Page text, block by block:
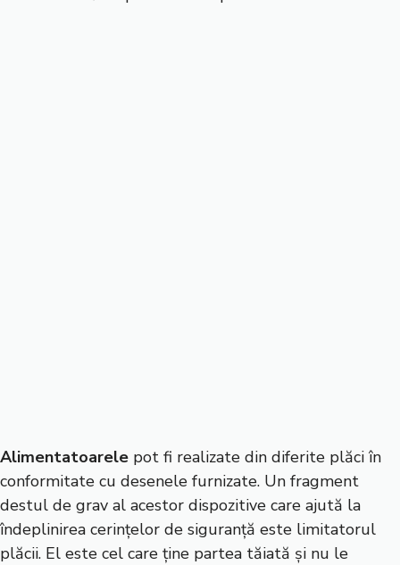
Alimentatoarele pot fi realizate din diferite plăci în
conformitate cu desenele furnizate. Un fragment
destul de grav al acestor dispozitive care ajută la
îndeplinirea cerințelor de siguranță este limitatorul
plăcii. El este cel care ține partea tăiată și nu le